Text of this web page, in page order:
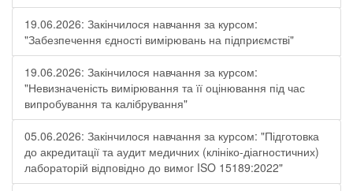
19.06.2026: Закінчилося навчання за курсом:
"Забезпечення єдності вимірювань на підприємстві"
19.06.2026: Закінчилося навчання за курсом:
"Невизначеність вимірювання та її оцінювання під час
випробування та калібрування"
05.06.2026: Закінчилося навчання за курсом: "Підготовка
до акредитації та аудит медичних (клініко-діагностичних)
лабораторій відповідно до вимог ISO 15189:2022"